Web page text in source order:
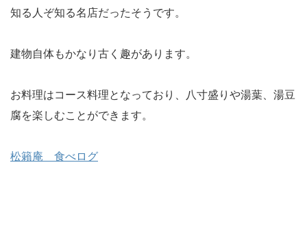
知る人ぞ知る名店だったそうです。
建物自体もかなり古く趣があります。
お料理はコース料理となっており、八寸盛りや湯葉、湯豆
腐を楽しむことができます。
松籟庵 食べログ